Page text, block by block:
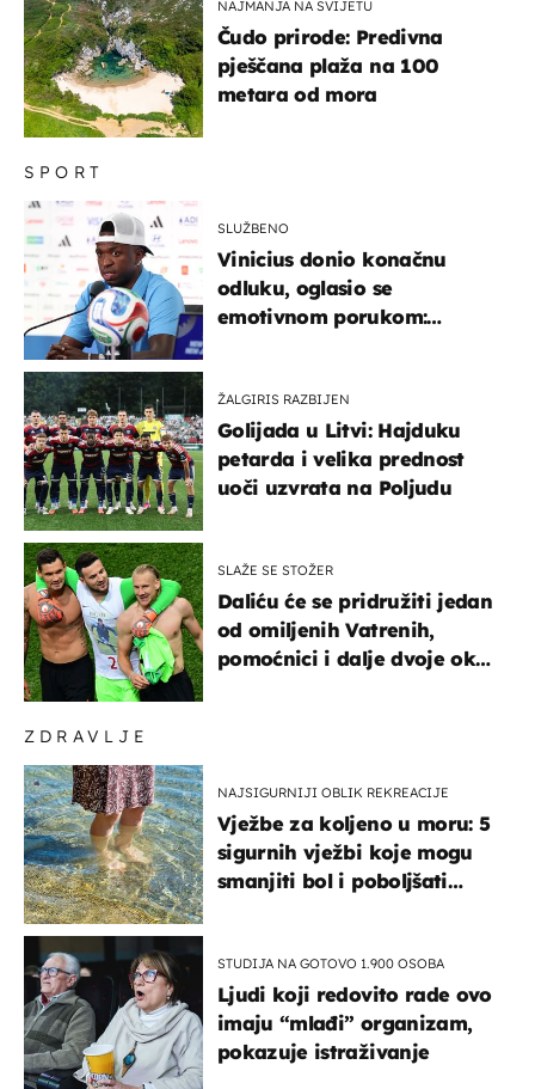
ZDRAVLJE
NAJSIGURNIJI OBLIK REKREACIJE
Vježbe za koljeno u moru: 5
sigurnih vježbi koje mogu
smanjiti bol i poboljšati
STUDIJA NA GOTOVO 1.900 OSOBA
Ljudi koji redovito rade ovo
imaju “mlađi” organizam,
pokazuje istraživanje
SPORT
SLUŽBENO
Vinicius donio konačnu
odluku, oglasio se
emotivnom porukom:
ŽALGIRIS RAZBIJEN
Golijada u Litvi: Hajduku
petarda i velika prednost
uoči uzvrata na Poljudu
SLAŽE SE STOŽER
Daliću će se pridružiti jedan
od omiljenih Vatrenih,
pomoćnici i dalje dvoje oko
NAJMANJA NA SVIJETU
Čudo prirode: Predivna
pješčana plaža na 100
metara od mora